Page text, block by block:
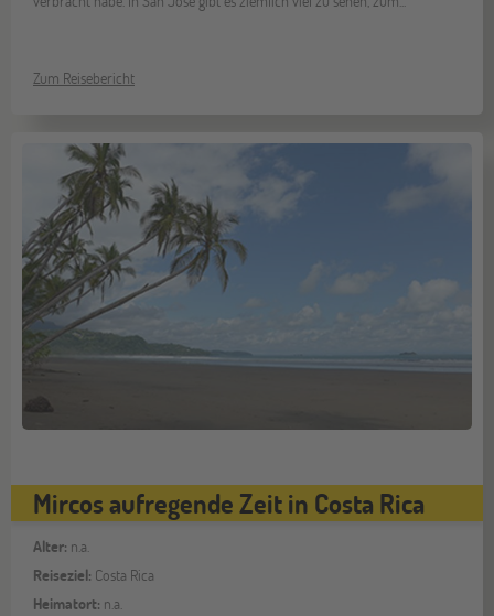
Zum Reisebericht
Mircos aufregende Zeit in Costa Rica
Alter: n.a.
Reiseziel: Costa Rica
Heimatort: n.a.